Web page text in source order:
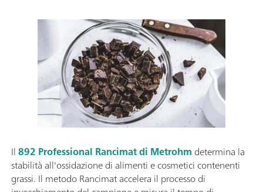
Il892 Professional Rancimat di Metrohm determina la
stabilità all'ossidazione di alimenti e cosmetici contenenti
grassi. Il metodo Rancimat accelera il processo di